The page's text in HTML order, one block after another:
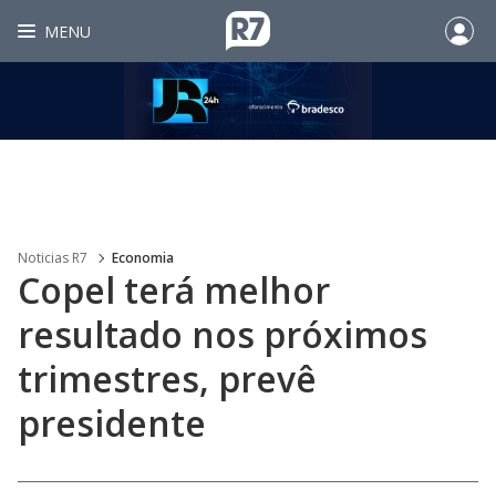
MENU
Noticias R7 Economia
Copel terá melhor
resultado nos próximos
trimestres, prevê
presidente